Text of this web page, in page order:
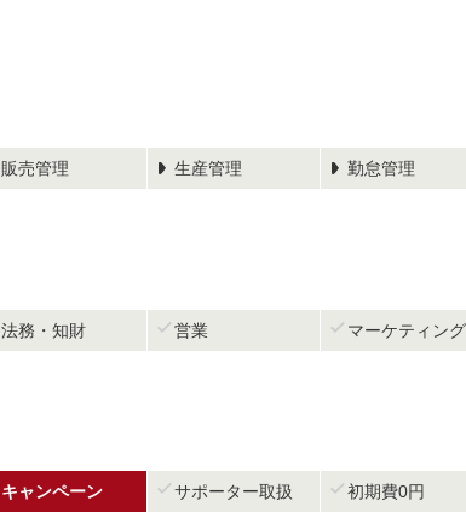
販売管理 生産管理 勤怠管理
法務・知財  営業  マーケティング
キャンペーン  サポーター取扱  初期費0円